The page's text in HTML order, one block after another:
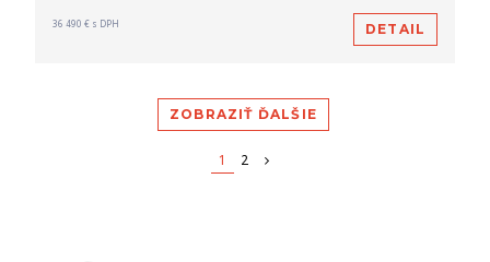
36 490 € s DPH DETAIL
ZOBRAZIŤ ĎALŠIE
1 2